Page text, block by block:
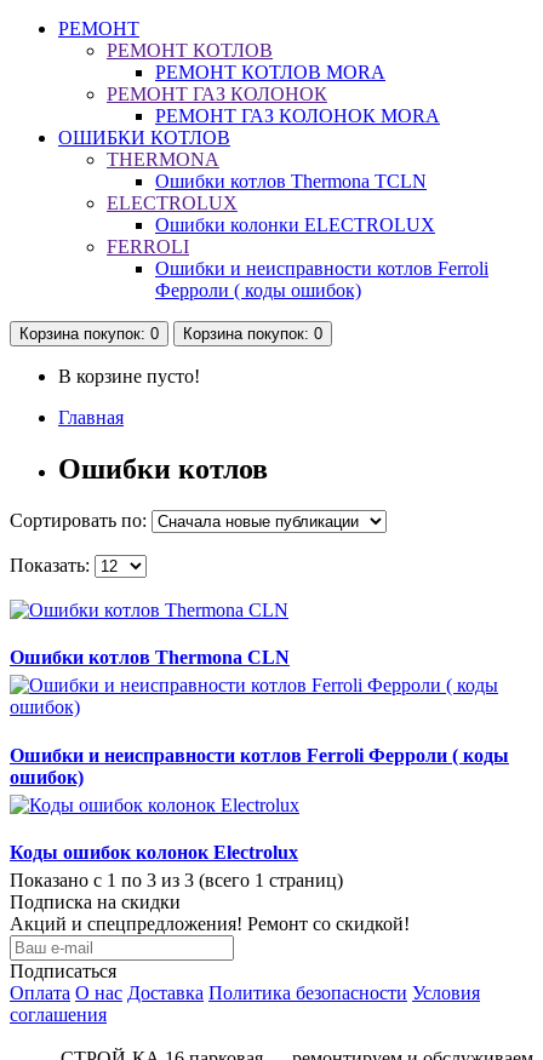
РЕМОНТ
РЕМОНТ КОТЛОВ
РЕМОНТ КОТЛОВ MORA
РЕМОНТ ГАЗ КОЛОНОК
РЕМОНТ ГАЗ КОЛОНОК MORA
ОШИБКИ КОТЛОВ
THERMONA
Ошибки котлов Thermona TCLN
ELECTROLUX
Ошибки колонки ELECTROLUX
FERROLI
Ошибки и неисправности котлов Ferroli
Ферроли ( коды ошибок)
Корзинапокупок: 0 Корзинапокупок: 0
В корзине пусто!
Главная
Ошибки котлов
Сортировать по:
Показать:
Ошибки котлов Thermona CLN
Ошибки и неисправности котлов Ferroli Ферроли ( коды
ошибок)
Коды ошибок колонок Electrolux
Показано с 1 по 3 из 3 (всего 1 страниц)
Подписка на скидки
Акций и спецпредложения! Ремонт со скидкой!
Подписаться
Оплата О нас Доставка Политика безопасности Условия
соглашения